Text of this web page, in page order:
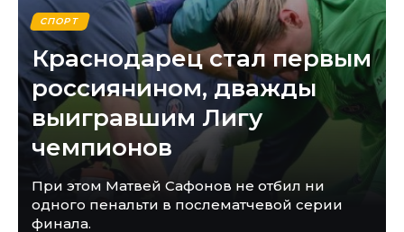
СПОРТ
Краснодарец стал первым
россиянином, дважды
выигравшим Лигу
чемпионов
При этом Матвей Сафонов не отбил ни
одного пенальти в послематчевой серии
финала.